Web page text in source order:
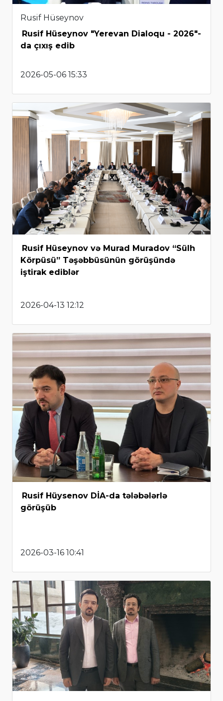
Rusif Hüseynov
Rusif Hüseynov "Yerevan Dialoqu - 2026"-
da çıxış edib
2026-05-06 15:33
Rusif Hüseynov və Murad Muradov “Sülh
Körpüsü” Təşəbbüsünün görüşündə
iştirak ediblər
2026-04-13 12:12
Rusif Hüysenov DİA-da tələbələrlə
görüşüb
2026-03-16 10:41